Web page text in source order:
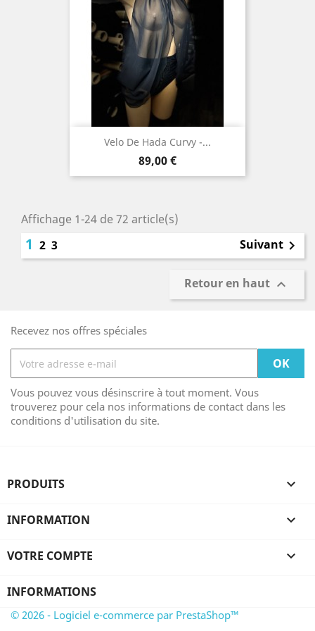
Velo De Hada Curvy -...
Prix
89,00 €
Affichage 1-24 de 72 article(s)
1 2 3 Suivant 
Retour en haut 
Recevez nos offres spéciales
Vous pouvez vous désinscrire à tout moment. Vous
trouverez pour cela nos informations de contact dans les
conditions d'utilisation du site.
PRODUITS 
INFORMATION 
VOTRE COMPTE 
INFORMATIONS
© 2026 - Logiciel e-commerce par PrestaShop™